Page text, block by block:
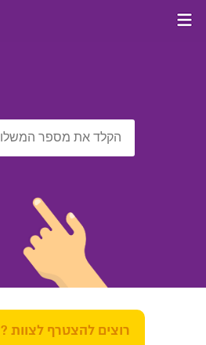
רוצים להצטרף לצוות ?